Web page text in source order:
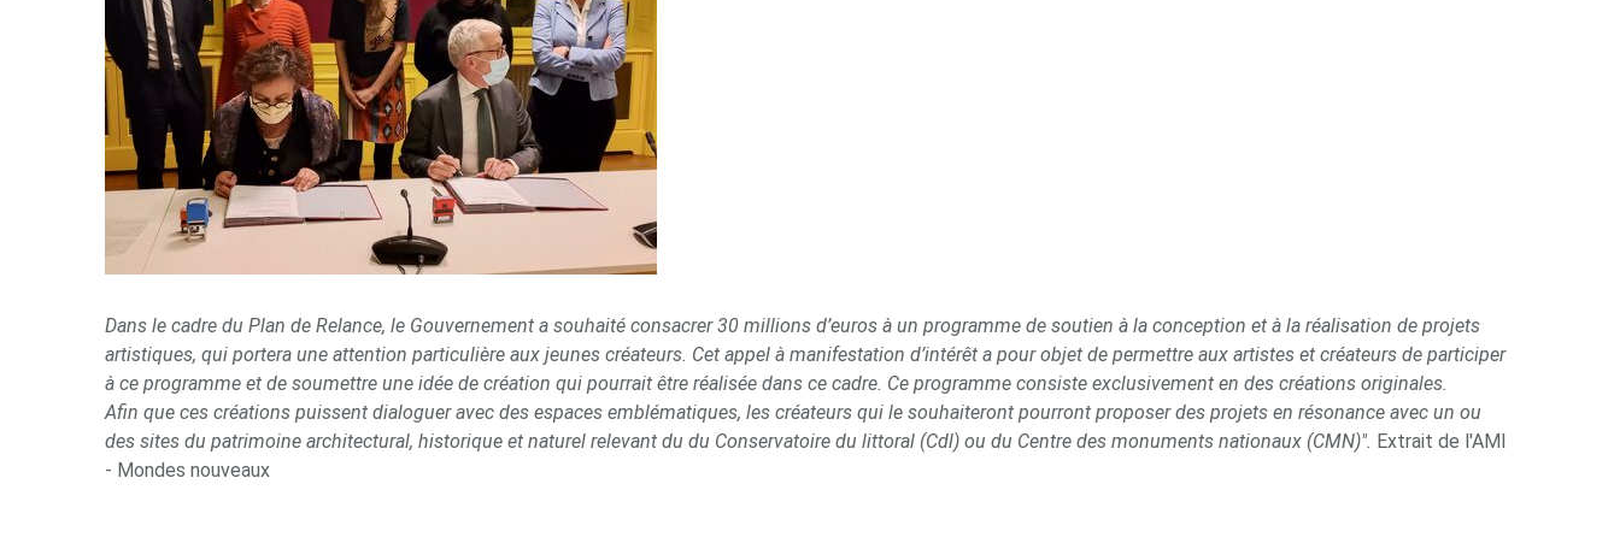
Dans le cadre du Plan de Relance, le Gouvernement a souhaité consacrer 30 millions d’euros à un programme de soutien à la conception et à la réalisation de projets
artistiques, qui portera une attention particulière aux jeunes créateurs. Cet appel à manifestation d’intérêt a pour objet de permettre aux artistes et créateurs de participer
à ce programme et de soumettre une idée de création qui pourrait être réalisée dans ce cadre. Ce programme consiste exclusivement en des créations originales.
Afin que ces créations puissent dialoguer avec des espaces emblématiques, les créateurs qui le souhaiteront pourront proposer des projets en résonance avec un ou
des sites du patrimoine architectural, historique et naturel relevant du du Conservatoire du littoral (Cdl) ou du Centre des monuments nationaux (CMN)". Extrait de l'AMI
- Mondes nouveaux